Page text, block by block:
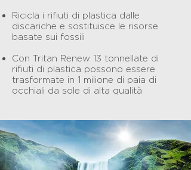
Ricicla i rifiuti di plastica dalle
discariche e sostituisce le risorse
basate sui fossili
Con Tritan Renew 13 tonnellate di
rifiuti di plastica possono essere
trasformate in 1 milione di paia di
occhiali da sole di alta qualità